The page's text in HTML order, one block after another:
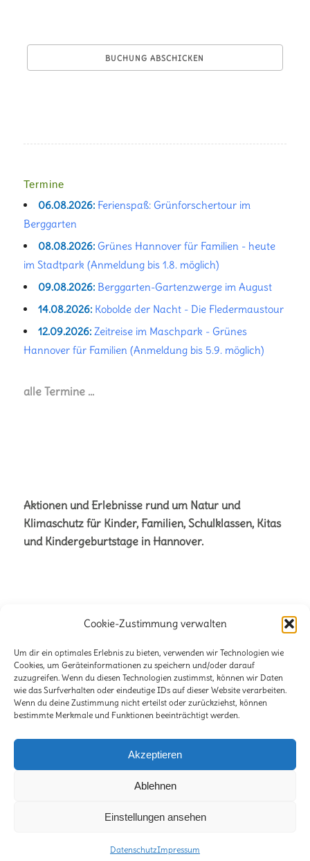
Cookie-Zustimmung verwalten
Um dir ein optimales Erlebnis zu bieten, verwenden wir Technologien wie
Cookies, um Geräteinformationen zu speichern und/oder darauf
zuzugreifen. Wenn du diesen Technologien zustimmst, können wir Daten
wie das Surfverhalten oder eindeutige IDs auf dieser Website verarbeiten.
Wenn du deine Zustimmung nicht erteilst oder zurückziehst, können
bestimmte Merkmale und Funktionen beeinträchtigt werden.
Akzeptieren
Ablehnen
Einstellungen ansehen
DatenschutzImpressum
Termine
06.08.2026: Ferienspaß: Grünforschertour im
Berggarten
08.08.2026: Grünes Hannover für Familien - heute
im Stadtpark (Anmeldung bis 1.8. möglich)
09.08.2026: Berggarten-Gartenzwerge im August
14.08.2026: Kobolde der Nacht - Die Fledermaustour
12.09.2026: Zeitreise im Maschpark - Grünes
Hannover für Familien (Anmeldung bis 5.9. möglich)
alle Termine …
Aktionen und Erlebnisse rund um Natur und
Klimaschutz für Kinder, Familien, Schulklassen, Kitas
und Kindergeburtstage in Hannover.
Verena + Volker Stahnke GbR
Stöckener Str. 125
30419 Hannover
Telefon: 0511-2281471
Datenschutz Kontakt Übersicht